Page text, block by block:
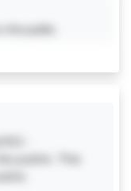
public.
-
public. This